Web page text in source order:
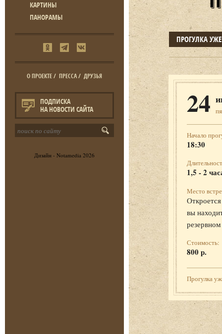
КАРТИНЫ
ПАНОРАМЫ
О ПРОЕКТЕ/ ПРЕССА/ ДРУЗЬЯ
ПОДПИСКА
НА НОВОСТИ САЙТА
Дизайн - Notamedia 2026
ПРОГУЛКА
24
Начало
18:30
1,5 - 2
Место
вы
Стоимость:
800 р.
Прогулка